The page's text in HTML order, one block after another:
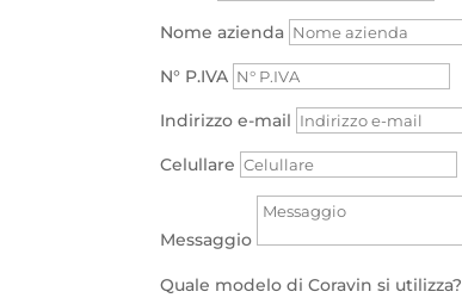
Nome azienda
N° P.IVA
Indirizzo e-mail
Celullare
Messaggio
Quale modelo di Coravin si utilizza?